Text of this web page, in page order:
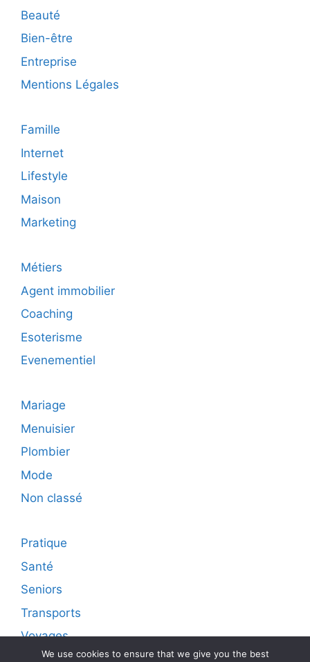
Beauté
Bien-être
Entreprise
Mentions Légales
Famille
Internet
Lifestyle
Maison
Marketing
Métiers
Agent immobilier
Coaching
Esoterisme
Evenementiel
Mariage
Menuisier
Plombier
Mode
Non classé
Pratique
Santé
Seniors
Transports
Voyages
We use cookies to ensure that we give you the best